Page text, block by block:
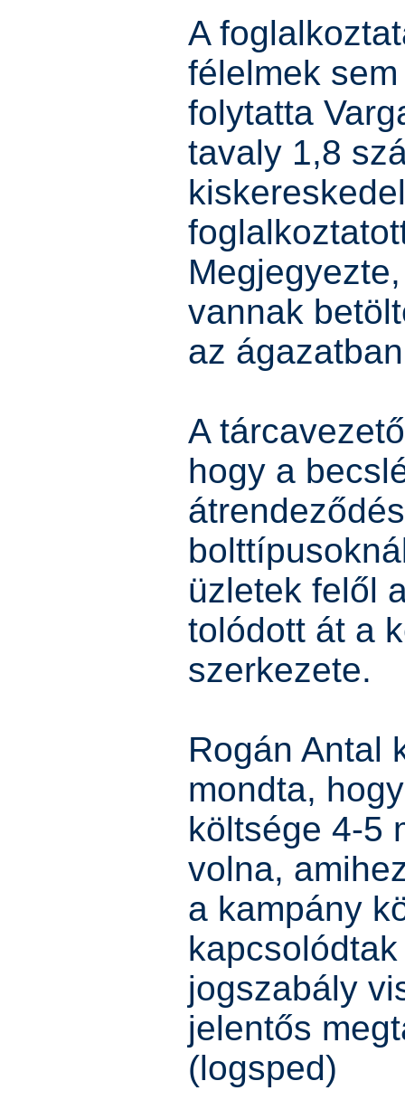
A
félelmek
folytatta
tavaly 1,8
vannak
az
A
hogy a
üzletek felől
tolódott át a
szerkezete.
Rogán Antal
mondta,
költsége 4-5
volna,
a kampány
jogszabály
jelentős
(logsped)